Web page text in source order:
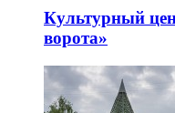
Культурный
ворота»